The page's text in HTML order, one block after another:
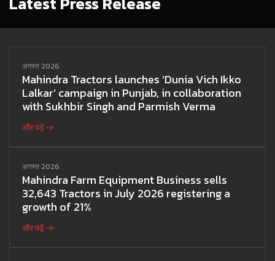
अगस्त 2026
Mahindra Tractors launches ‘Dunia Vich Ikko
Lalkar’ campaign in Punjab, in collaboration
with Sukhbir Singh and Parmish Verma
और पढ़ें
अगस्त 2026
Mahindra Farm Equipment Business sells
32,643 Tractors in July 2026 registering a
growth of 21%
और पढ़ें